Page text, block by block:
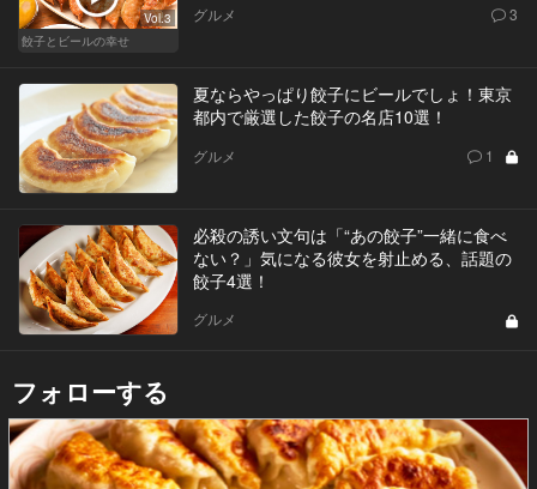
Vol.3
餃子とビールの幸せ
グルメ 3
夏ならやっぱり餃子にビールでしょ！東京
都内で厳選した餃子の名店10選！
グルメ 1
必殺の誘い文句は「“あの餃子”一緒に食べ
ない？」気になる彼女を射止める、話題の
餃子4選！
グルメ
フォローする